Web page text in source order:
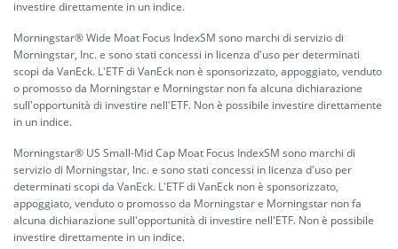
investire direttamente in un indice.
Morningstar® Wide Moat Focus IndexSM sono marchi di servizio di
Morningstar, Inc. e sono stati concessi in licenza d'uso per determinati
scopi da VanEck. L'ETF di VanEck non è sponsorizzato, appoggiato, venduto
o promosso da Morningstar e Morningstar non fa alcuna dichiarazione
sull'opportunità di investire nell'ETF. Non è possibile investire direttamente
in un indice.
Morningstar® US Small-Mid Cap Moat Focus IndexSM sono marchi di
servizio di Morningstar, Inc. e sono stati concessi in licenza d'uso per
determinati scopi da VanEck. L'ETF di VanEck non è sponsorizzato,
appoggiato, venduto o promosso da Morningstar e Morningstar non fa
alcuna dichiarazione sull'opportunità di investire nell'ETF. Non è possibile
investire direttamente in un indice.